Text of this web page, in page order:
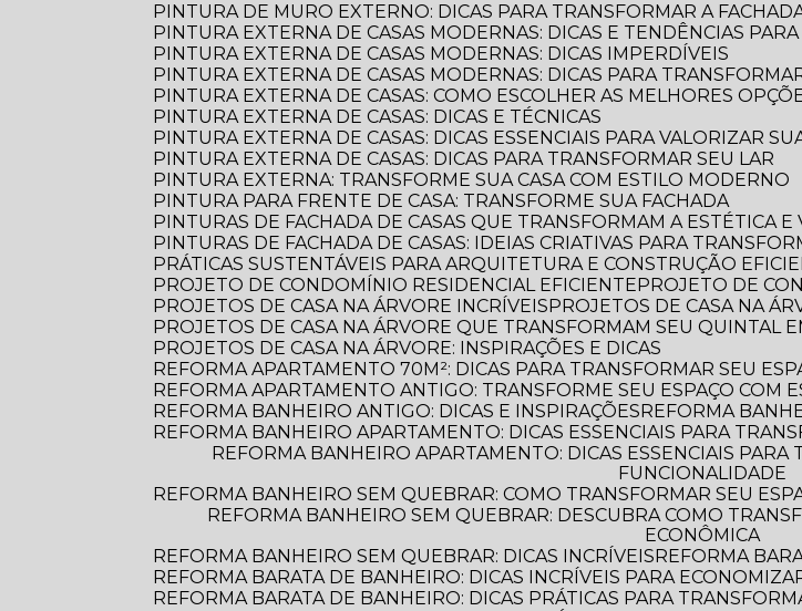
PINTURA DE MURO EXTERNO: DICAS PARA TRANSFORMAR A
PINTURA EXTERNA DE CASAS MODERNAS: DICAS E TENDÊNCIAS
PINTURA EXTERNA DE CASAS MODERNAS: DICAS IMPERDÍVEIS
PINTURA EXTERNA DE CASAS MODERNAS: DICAS PARA
PINTURA EXTERNA DE CASAS: COMO ESCOLHER AS MELHORES
PINTURA EXTERNA DE CASAS: DICAS E TÉCNICAS
PINTURA EXTERNA DE CASAS: DICAS ESSENCIAIS PARA VALORIZAR
PINTURA EXTERNA DE CASAS: DICAS PARA TRANSFORMAR SEU LAR
PINTURA EXTERNA: TRANSFORME SUA CASA COM ESTILO MODERNO
PINTURA PARA FRENTE DE CASA: TRANSFORME SUA FACHADA
PINTURAS DE FACHADA DE CASAS QUE TRANSFORMAM A ESTÉTICA
PINTURAS DE FACHADA DE CASAS: IDEIAS CRIATIVAS PARA
PRÁTICAS SUSTENTÁVEIS PARA ARQUITETURA E CONSTRUÇÃO
PROJETO DE CONDOMÍNIO RESIDENCIAL EFICIENTE
PROJETO DE
PROJETOS DE CASA NA ÁRVORE INCRÍVEIS
PROJETOS DE CASA NA
PROJETOS DE CASA NA ÁRVORE QUE TRANSFORMAM SEU QUINTAL
PROJETOS DE CASA NA ÁRVORE: INSPIRAÇÕES E DICAS
REFORMA APARTAMENTO 70M²: DICAS PARA TRANSFORMAR SEU
REFORMA APARTAMENTO ANTIGO: TRANSFORME SEU ESPAÇO COM
REFORMA BANHEIRO ANTIGO: DICAS E INSPIRAÇÕES
REFORMA
REFORMA BANHEIRO APARTAMENTO: DICAS ESSENCIAIS PARA
REFORMA BANHEIRO APARTAMENTO: DICAS ESSENCIAIS PARA TRANSFORMAR SEU ESPAÇO COM ESTILO E
FUNCIONALIDADE
REFORMA BANHEIRO SEM QUEBRAR: COMO TRANSFORMAR SEU
REFORMA BANHEIRO SEM QUEBRAR: DESCUBRA COMO TRANSFORMAR SEU ESPAÇO DE FORMA PRÁTICA E
ECONÔMICA
REFORMA BANHEIRO SEM QUEBRAR: DICAS INCRÍVEIS
REFORMA
REFORMA BARATA DE BANHEIRO: DICAS INCRÍVEIS PARA
REFORMA BARATA DE BANHEIRO: DICAS PRÁTICAS PARA